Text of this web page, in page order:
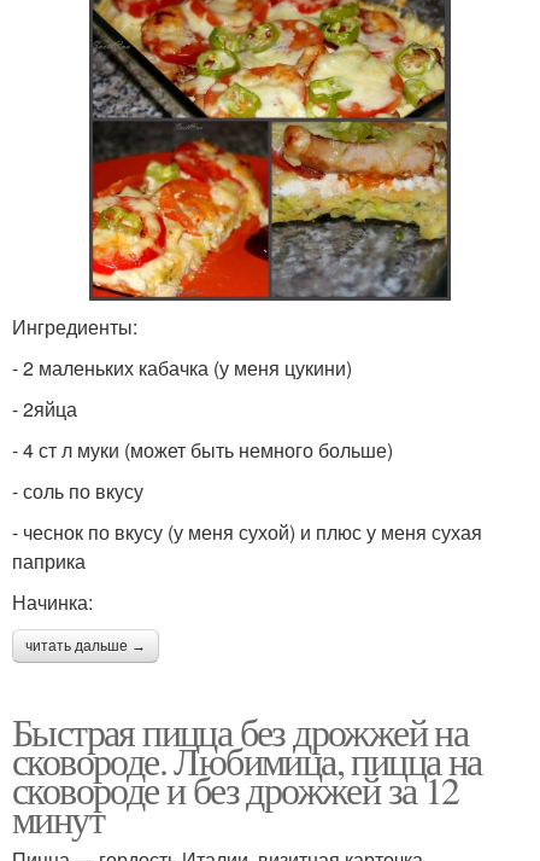
Ингредиенты:
- 2 маленьких кабачка (у меня цукини)
- 2яйца
- 4 ст л муки (может быть немного больше)
- соль по вкусу
- чеснок по вкусу (у меня сухой) и плюс у меня сухая
паприка
Начинка:
читать дальше →
Быстрая пицца без дрожжей на
сковороде. Любимица, пицца на
сковороде и без дрожжей за 12
минут